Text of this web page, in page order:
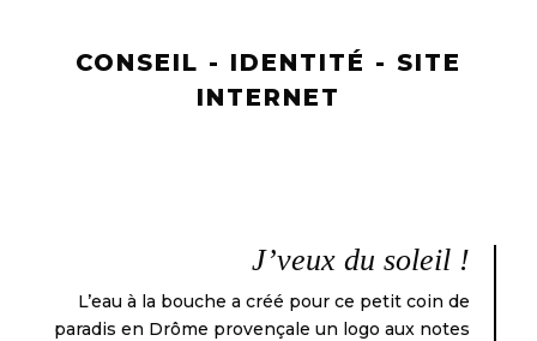
CONSEIL - IDENTITÉ - SITE
INTERNET
J’veux du soleil !
L’eau à la bouche a créé pour ce petit coin de
paradis en Drôme provençale un logo aux notes